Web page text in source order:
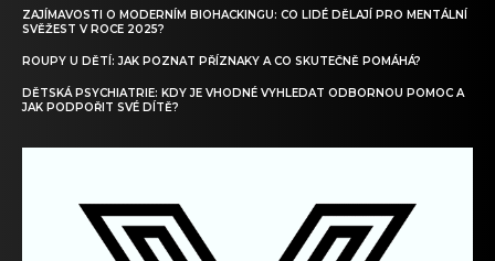
ZAJÍMAVOSTI O MODERNÍM BIOHACKINGU: CO LIDÉ DĚLAJÍ PRO MENTÁLNÍ
SVĚŽEST V ROCE 2025?
ROUPY U DĚTÍ: JAK POZNAT PŘÍZNAKY A CO SKUTEČNĚ POMÁHÁ?
DĚTSKÁ PSYCHIATRIE: KDY JE VHODNÉ VYHLEDAT ODBORNOU POMOC A
JAK PODPOŘIT SVÉ DÍTĚ?